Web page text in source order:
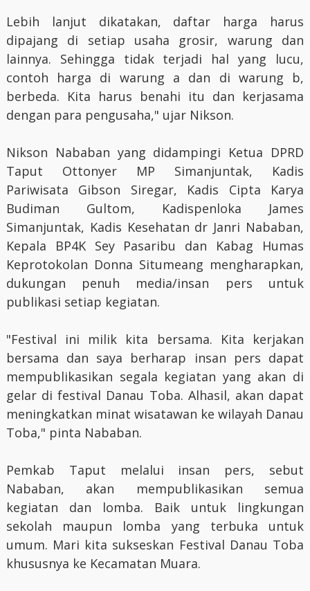
Lebih lanjut dikatakan, daftar harga harus
dipajang di setiap usaha grosir, warung dan
lainnya. Sehingga tidak terjadi hal yang lucu,
contoh harga di warung a dan di warung b,
berbeda. Kita harus benahi itu dan kerjasama
dengan para pengusaha," ujar Nikson.
Nikson Nababan yang didampingi Ketua DPRD
Taput Ottonyer MP Simanjuntak, Kadis
Pariwisata Gibson Siregar, Kadis Cipta Karya
Budiman Gultom, Kadispenloka James
Simanjuntak, Kadis Kesehatan dr Janri Nababan,
Kepala BP4K Sey Pasaribu dan Kabag Humas
Keprotokolan Donna Situmeang mengharapkan,
dukungan penuh media/insan pers untuk
publikasi setiap kegiatan.
"Festival ini milik kita bersama. Kita kerjakan
bersama dan saya berharap insan pers dapat
mempublikasikan segala kegiatan yang akan di
gelar di festival Danau Toba. Alhasil, akan dapat
meningkatkan minat wisatawan ke wilayah Danau
Toba," pinta Nababan.
Pemkab Taput melalui insan pers, sebut
Nababan, akan mempublikasikan semua
kegiatan dan lomba. Baik untuk lingkungan
sekolah maupun lomba yang terbuka untuk
umum. Mari kita sukseskan Festival Danau Toba
khususnya ke Kecamatan Muara.